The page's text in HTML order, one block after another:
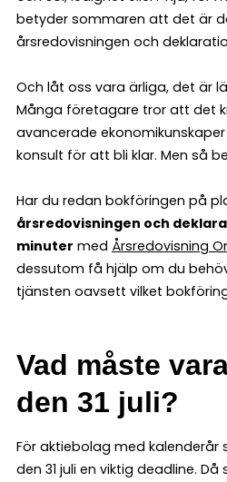
betyder sommaren att det är
årsredovisningen och
Och låt oss vara ärliga, det är
Många företagare tror att det
avancerade
konsult för att bli klar. Men så
Har du redan bokföringen på
årsredovisningen och
minuter med Årsredovisning
dessutom få hjälp om du
tjänsten oavsett vilket
Vad måste
den 31 juli?
För aktiebolag med kalenderår
den 31 juli en viktig deadline.